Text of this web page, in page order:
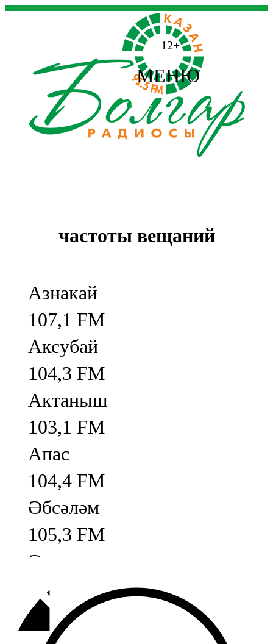
12+
МЕНЮ
частоты вещаний
Азнакай
107,1 FM
Аксубай
104,3 FM
Актаныш
103,1 FM
Апас
104,4 FM
Әбсәләм
105,3 FM
Әлмәт
92,9 FM
Базарлы матак